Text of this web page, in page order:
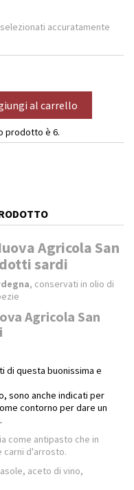
selezionati accuratamente
al carrello
prodotto è 6.
Agricola San
sardi
, conservati in olio di
Agricola San
di questa buonissima e
sono anche indicati per
contorno per dare un
come antipasto che in
carni d'arrosto.
aceto di vino,